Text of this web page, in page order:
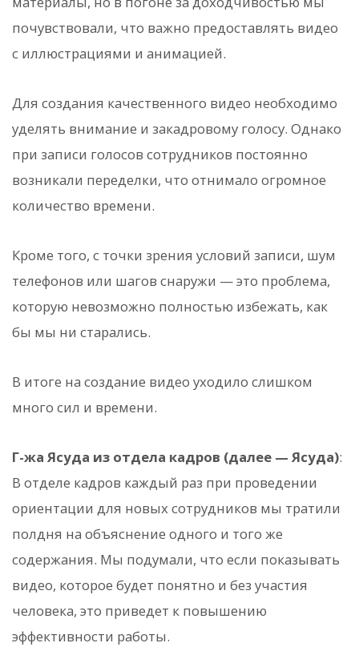
почувствовали, что важно предоставлять видео
с иллюстрациями и анимацией.
Для создания качественного видео необходимо
уделять внимание и закадровому голосу. Однако
при записи голосов сотрудников постоянно
возникали переделки, что отнимало огромное
количество времени.
Кроме того, с точки зрения условий записи, шум
телефонов или шагов снаружи — это проблема,
которую невозможно полностью избежать, как
бы мы ни старались.
В итоге на создание видео уходило слишком
много сил и времени.
Г-жа Ясуда из отдела кадров (далее — Ясуда):
В отделе кадров каждый раз при проведении
ориентации для новых сотрудников мы тратили
полдня на объяснение одного и того же
содержания. Мы подумали, что если показывать
видео, которое будет понятно и без участия
человека, это приведет к повышению
эффективности работы.